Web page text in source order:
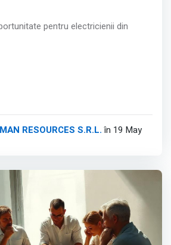
pentru electricienii din
un rol esențial în zona de producție
schimbul 1 (6:30 – 14:45 ).
aparatajului;
RESOURCES S.R.L. în 19 May